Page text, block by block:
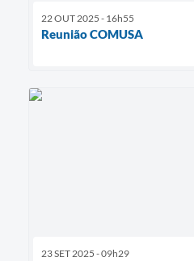
22 OUT 2025 - 16h55
Reunião COMUSA
23 SET 2025 - 09h29